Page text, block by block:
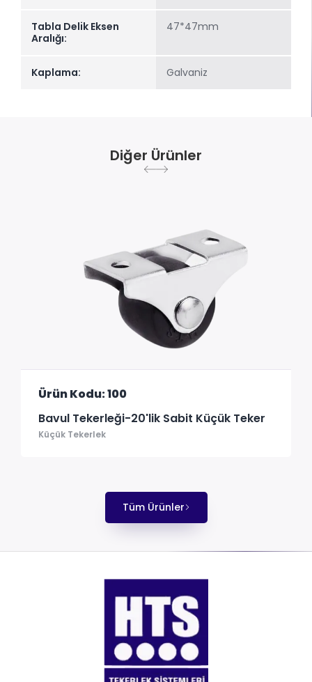
Tabla Delik Eksen
Aralığı:
47*47mm
Kaplama: Galvaniz
Diğer Ürünler
Ürün Kodu: 100
Bavul Tekerleği-20'lik Sabit Küçük Teker
Küçük Tekerlek
Tüm Ürünler